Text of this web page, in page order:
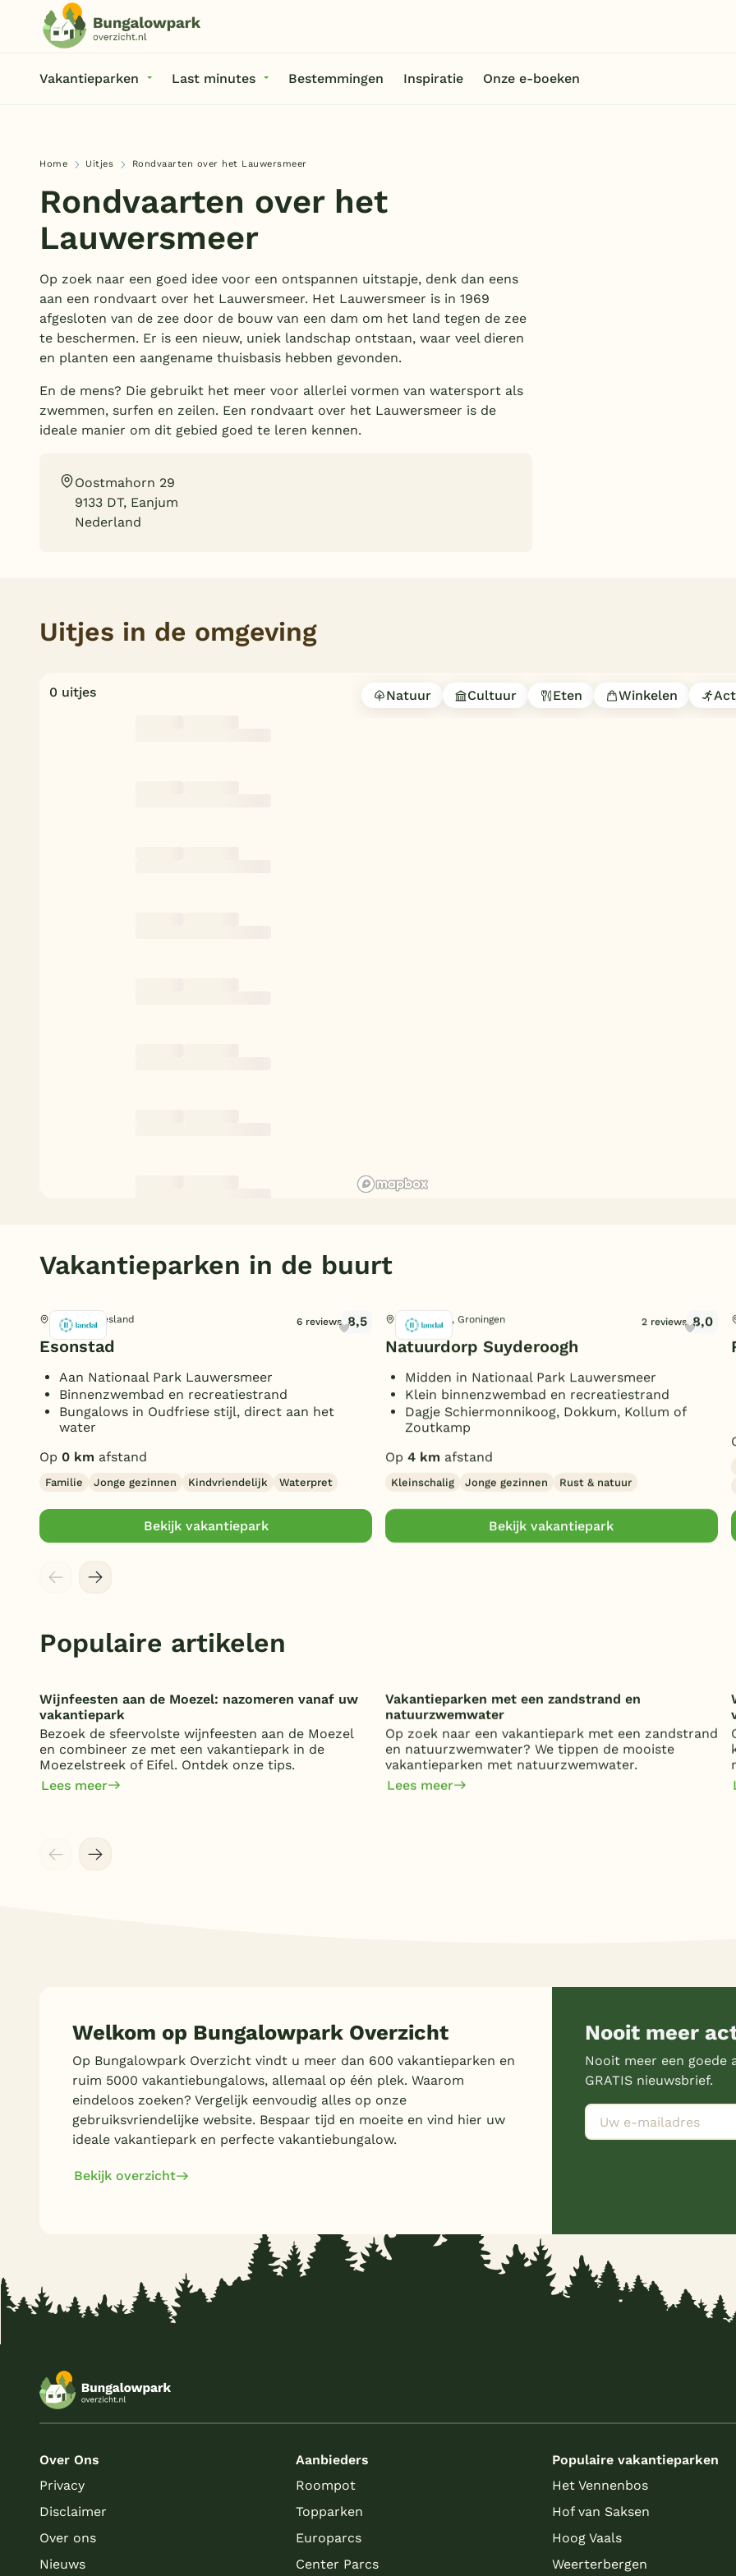
Vakantieparken Last minutes Bestemmingen Inspiratie Onze e-boeken
Home Uitjes Rondvaarten over het Lauwersmeer
Rondvaarten over het
Lauwersmeer
Op zoek naar een goed idee voor een ontspannen uitstapje, denk dan eens
aan een rondvaart over het Lauwersmeer. Het Lauwersmeer is in 1969
afgesloten van de zee door de bouw van een dam om het land tegen de zee
te beschermen. Er is een nieuw, uniek landschap ontstaan, waar veel dieren
en planten een aangename thuisbasis hebben gevonden.
En de mens? Die gebruikt het meer voor allerlei vormen van watersport als
zwemmen, surfen en zeilen. Een rondvaart over het Lauwersmeer is de
ideale manier om dit gebied goed te leren kennen.
Oostmahorn 29
9133 DT, Eanjum
Nederland
Uitjes in de omgeving
0 uitjes Natuur Cultuur Eten Winkelen
Vakantieparken in de buurt
Eanjum, Friesland 6 reviews 8,5
Esonstad
Aan Nationaal Park Lauwersmeer
Binnenzwembad en recreatiestrand
Bungalows in Oudfriese stijl, direct aan het
water
Op 0 km afstand
Familie Jonge gezinnen Kindvriendelijk Waterpret
Bekijk vakantiepark
Lauwersoog, Groningen 2 reviews 8,0
Natuurdorp Suyderoogh
Midden in Nationaal Park Lauwersmeer
Klein binnenzwembad en recreatiestrand
Dagje Schiermonnikoog, Dokkum, Kollum of
Zoutkamp
Op 4 km afstand
Kleinschalig Jonge gezinnen Rust & natuur
Bekijk vakantiepark
Populaire artikelen
Wijnfeesten aan de Moezel: nazomeren vanaf uw
vakantiepark
Bezoek de sfeervolste wijnfeesten aan de Moezel
en combineer ze met een vakantiepark in de
Moezelstreek of Eifel. Ontdek onze tips.
Lees meer
Vakantieparken met een zandstrand en
natuurzwemwater
Op zoek naar een vakantiepark met een zandstrand
en natuurzwemwater? We tippen de mooiste
vakantieparken met natuurzwemwater.
Lees meer
Welkom op Bungalowpark Overzicht
Op Bungalowpark Overzicht vindt u meer dan 600 vakantieparken en
ruim 5000 vakantiebungalows, allemaal op één plek. Waarom
eindeloos zoeken? Vergelijk eenvoudig alles op onze
gebruiksvriendelijke website. Bespaar tijd en moeite en vind hier uw
ideale vakantiepark en perfecte vakantiebungalow.
Bekijk overzicht
Nooit meer
Nooit meer een goede
GRATIS nieuwsbrief.
Over Ons
Privacy
Disclaimer
Over ons
Nieuws
Aanbieders
Roompot
Topparken
Europarcs
Center Parcs
Populaire vakantieparken
Het Vennenbos
Hof van Saksen
Hoog Vaals
Weerterbergen